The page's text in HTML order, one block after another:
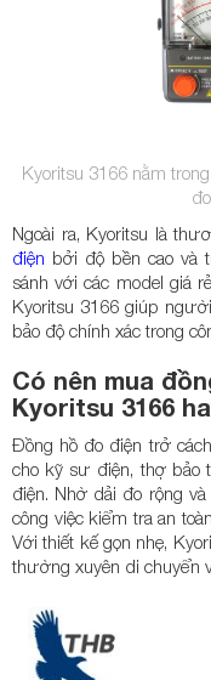
Kyoritsu 3166 nằm
Ngoài ra, Kyoritsu là
điện bởi độ bền cao và
sánh với các model giá
Kyoritsu 3166 giúp
bảo độ chính xác trong
Có nên mua
Kyoritsu 3166
Đồng hồ đo điện trở
cho kỹ sư điện, thợ bảo
điện. Nhờ dải đo rộng
công việc kiểm tra an
Với thiết kế gọn nhẹ,
thường xuyên di chuyển